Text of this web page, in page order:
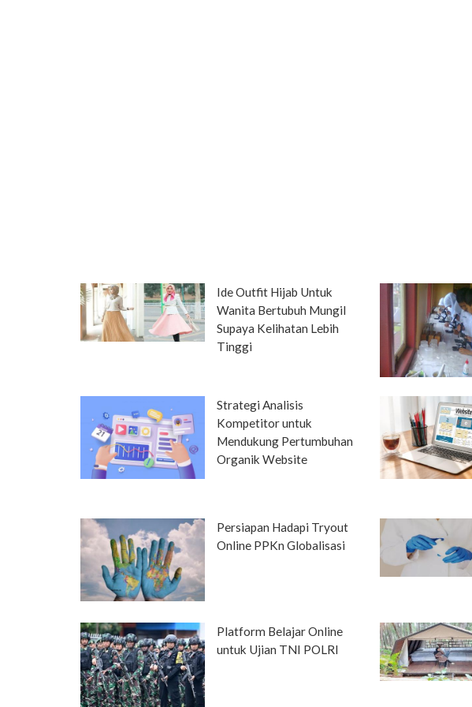
Ide Outfit Hijab Untuk
Wanita Bertubuh Mungil
Supaya Kelihatan Lebih
Tinggi
Strategi Analisis
Kompetitor untuk
Mendukung Pertumbuhan
Organik Website
Persiapan Hadapi Tryout
Online PPKn Globalisasi
Platform Belajar Online
untuk Ujian TNI POLRI